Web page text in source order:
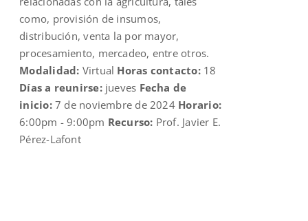
como, provisión de insumos,
distribución, venta la por mayor,
procesamiento, mercadeo, entre otros.
Modalidad: Virtual Horas contacto:18
Días a reunirse: jueves Fecha de
inicio: 7 de noviembre de 2024 Horario:
6:00pm - 9:00pm Recurso: Prof. Javier E.
Pérez-Lafont